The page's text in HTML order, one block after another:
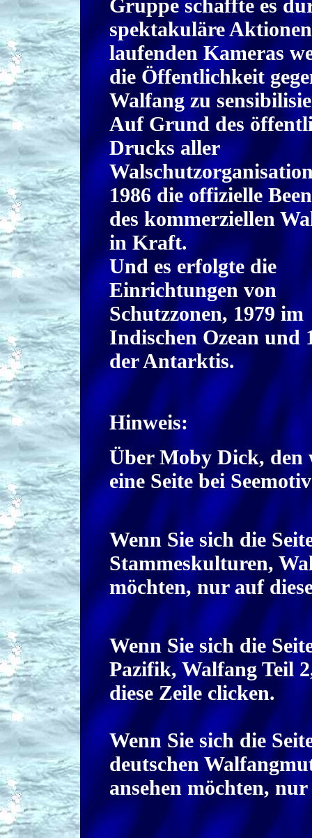
Gruppe schaffte es
spektakuläre
laufenden Kameras
die Öffentlichkeit
Walfang zu
Auf Grund des
Drucks aller
1986 die offizielle
des kommerziellen
in Kraft.
Und es erfolgte die
Einrichtungen von
Schutzzonen, 1979 im
Indischen Ozean und
der Antarktis.
Hinweis:
Über Moby Dick, den
eine Seite bei
Wenn Sie sich die
Stammeskulturen,
möchten, nur auf
Wenn Sie sich die
Pazifik, Walfang Teil
diese Zeile clicken.
Wenn Sie sich die
deutschen
ansehen möchten,